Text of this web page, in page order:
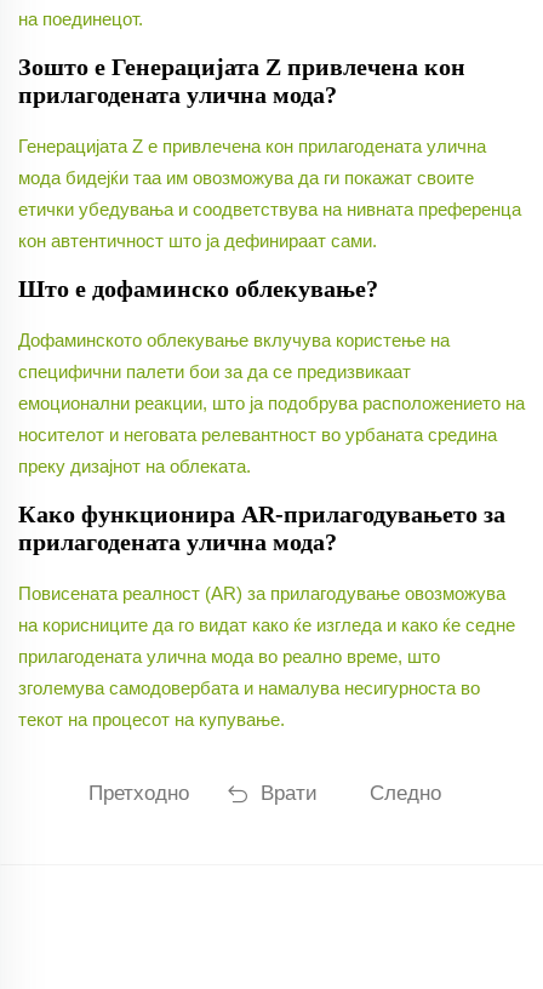
на поединецот.
Зошто е Генерацијата Z привлечена кон
прилагодената улична мода?
Генерацијата Z е привлечена кон прилагодената улична
мода бидејќи таа им овозможува да ги покажат своите
етички убедувања и соодветствува на нивната преференца
кон автентичност што ја дефинираат сами.
Што е дофаминско облекување?
Дофаминското облекување вклучува користење на
специфични палети бои за да се предизвикаат
емоционални реакции, што ја подобрува расположението на
носителот и неговата релевантност во урбаната средина
преку дизајнот на облеката.
Како функционира AR-прилагодувањето за
прилагодената улична мода?
Повисената реалност (AR) за прилагодување овозможува
на корисниците да го видат како ќе изгледа и како ќе седне
прилагодената улична мода во реално време, што
зголемува самодовербата и намалува несигурноста во
текот на процесот на купување.
Претходно Врати Следно